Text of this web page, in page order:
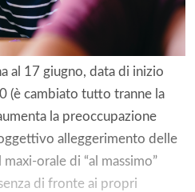
al 17 giugno, data di inizio
(è cambiato tutto tranne la
la preoccupazione
alleggerimento delle
orale di “al massimo”
di fronte ai propri